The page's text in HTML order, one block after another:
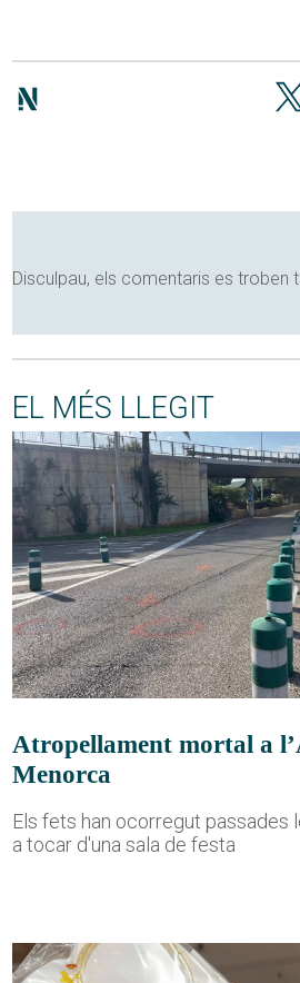
Disculpau, els comentaris es troben
EL MÉS LLEGIT
Atropellament mortal a
Menorca
Els fets han ocorregut passades
a tocar d'una sala de festa